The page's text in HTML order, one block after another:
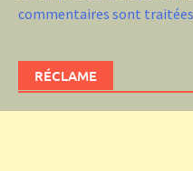
commentaires sont traitées
RÉCLAME